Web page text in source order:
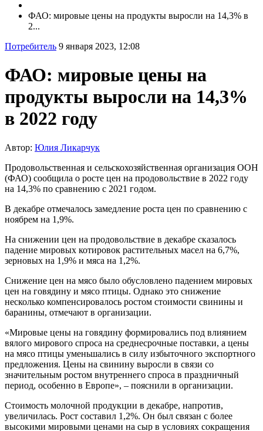
ФАО: мировые цены на продукты выросли на 14,3% в
2...
Потребитель 9 января 2023, 12:08
ФАО: мировые цены на
продукты выросли на 14,3%
в 2022 году
Автор: Юлия Ликарчук
Продовольственная и сельскохозяйственная организация ООН
(ФАО) сообщила о росте цен на продовольствие в 2022 году
на 14,3% по сравнению с 2021 годом.
В декабре отмечалось замедление роста цен по сравнению с
ноябрем на 1,9%.
На снижении цен на продовольствие в декабре сказалось
падение мировых котировок растительных масел на 6,7%,
зерновых на 1,9% и мяса на 1,2%.
Снижение цен на мясо было обусловлено падением мировых
цен на говядину и мясо птицы. Однако это снижение
несколько компенсировалось ростом стоимости свинины и
баранины, отмечают в организации.
«Мировые цены на говядину формировались под влиянием
вялого мирового спроса на среднесрочные поставки, а цены
на мясо птицы уменьшались в силу избыточного экспортного
предложения. Цены на свинину выросли в связи со
значительным ростом внутреннего спроса в праздничный
период, особенно в Европе», – пояснили в организации.
Стоимость молочной продукции в декабре, напротив,
увеличилась. Рост составил 1,2%. Он был связан с более
высокими мировыми ценами на сыр в условиях сокращения